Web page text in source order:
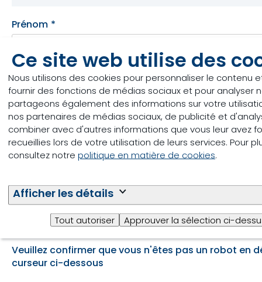
Ce site web utilise des
Nous utilisons des cookies pour personnaliser le contenu
fournir des fonctions de médias sociaux et pour analyser
partageons également des informations sur votre
nos partenaires de médias sociaux, de publicité et
combiner avec d'autres informations que vous leur avez
recueillies lors de votre utilisation de leurs services. Pour
consultez notre politique en matière de cookies.
Afficher les détails
Tout autoriser Approuver la sélection ci-
Prénom *
Nom
Adresse courriel
Veuillez confirmer que vous n'êtes pas un robot en
curseur ci-dessous